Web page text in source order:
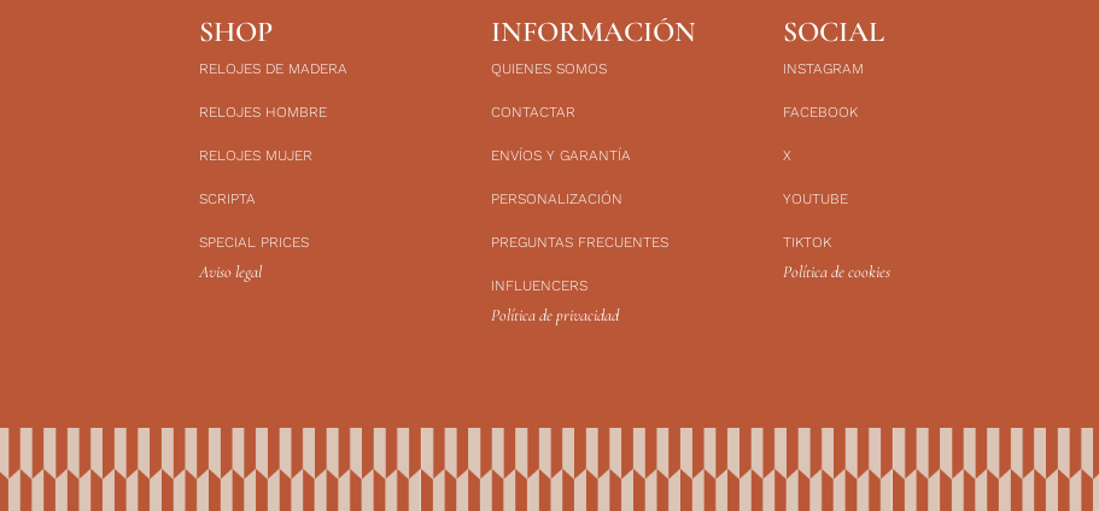
SHOP
RELOJES DE MADERA
RELOJES HOMBRE
RELOJES MUJER
SCRIPTA
SPECIAL PRICES
Aviso legal
INFORMACIÓN
QUIENES SOMOS
CONTACTAR
ENVÍOS Y GARANTÍA
PERSONALIZACIÓN
PREGUNTAS FRECUENTES
INFLUENCERS
Política de privacidad
SOCIAL
INSTAGRAM
FACEBOOK
X
YOUTUBE
TIKTOK
Política de cookies